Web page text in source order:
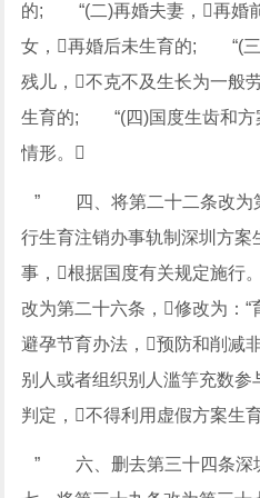
的; “(二)再婚夫妻，再婚
女，再婚后未生育的; “(三
残儿，不克不及生长为一般
生育的; “(四)国度生齿和方
情形。
” 四、将第二十二条改为
行生育注销办事轨制深圳方案
事，根据国度有关规定施
改为第二十六条，修改为：
避孕节育办法，预防和削
别人或者组织别人滥竽充数
判定，不得利用虚假方案生育
” 六、删去第三十四条深